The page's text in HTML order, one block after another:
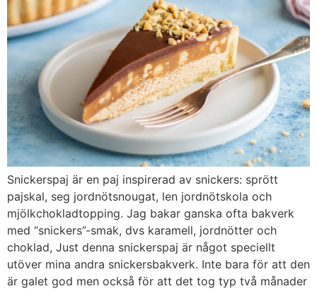
Snickerspaj är en paj inspirerad av snickers: sprött
pajskal, seg jordnötsnougat, len jordnötskola och
mjölkchokladtopping. Jag bakar ganska ofta bakverk
med “snickers”-smak, dvs karamell, jordnötter och
choklad, Just denna snickerspaj är något speciellt
utöver mina andra snickersbakverk. Inte bara för att den
är galet god men också för att det tog typ två månader